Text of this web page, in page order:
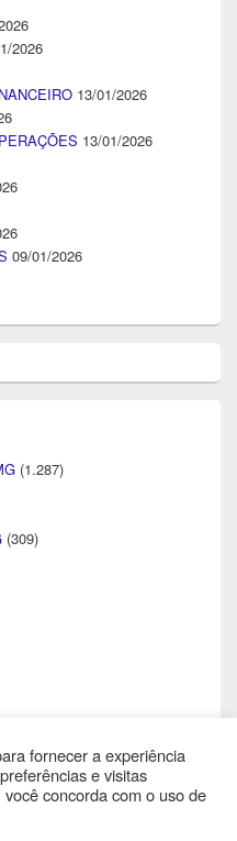
2026
13/01/2026
13/01/2026
09/01/2026
(1.287)
(309)
fornecer a experiência
e visitas
você concorda com o uso de